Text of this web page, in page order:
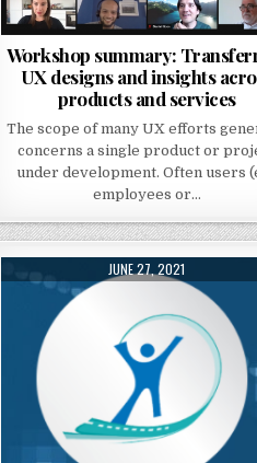
Workshop summary:
UX designs and insights
products and services
The scope of many UX efforts
concerns a single product or
under development. Often users
employees or…
PUBLISHED DATE:
JUNE 27, 2021